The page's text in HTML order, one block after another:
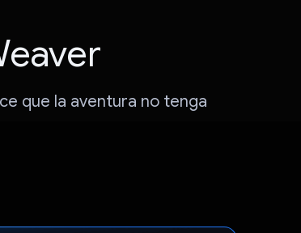
que la aventura no tenga